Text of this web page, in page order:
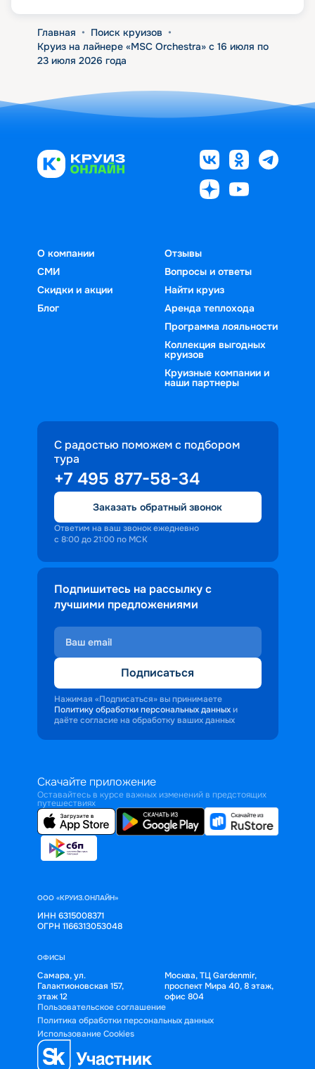
Главная • Поиск круизов •
Круиз на лайнере «MSC Orchestra» с 16 июля по
23 июля 2026 года
О компании
СМИ
Скидки и акции
Блог
Отзывы
Вопросы и ответы
Найти круиз
Аренда теплохода
Программа лояльности
Коллекция выгодных
круизов
Круизные компании и
наши партнеры
С радостью поможем с подбором
тура
+7 495 877-58-34
Заказать обратный звонок
Ответим на ваш звонок ежедневно
с 8:00 до 21:00 по МСК
Подпишитесь на рассылку с
лучшими предложениями
Подписаться
Нажимая «Подписаться» вы принимаете
Политику обработки персональных данных и
даёте согласие на обработку ваших данных
Скачайте приложение
Оставайтесь в курсе важных изменений в предстоящих
путешествиях
ООО «КРУИЗ.ОНЛАЙН»
ИНН 6315008371
ОГРН 1166313053048
ОФИСЫ
Самара, ул.
Галактионовская 157,
этаж 12
Москва, ТЦ Gardenmir,
проспект Мира 40, 8 этаж,
офис 804
Пользовательское соглашение
Политика обработки персональных данных
Использование Cookies